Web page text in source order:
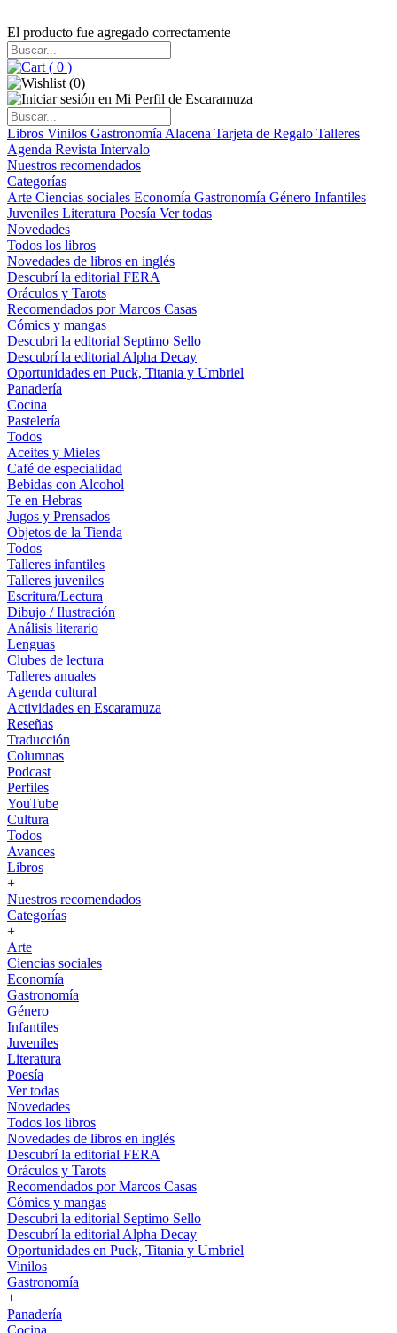
El producto fue agregado correctamente
( 0 )
(0)
Libros Vinilos Gastronomía Alacena Tarjeta de Regalo Talleres
Agenda Revista Intervalo
Nuestros recomendados
Categorías
Arte Ciencias sociales Economía Gastronomía Género Infantiles
Juveniles Literatura Poesía Ver todas
Novedades
Todos los libros
Novedades de libros en inglés
Descubrí la editorial FERA
Oráculos y Tarots
Recomendados por Marcos Casas
Cómics y mangas
Descubri la editorial Septimo Sello
Descubrí la editorial Alpha Decay
Oportunidades en Puck, Titania y Umbriel
Panadería
Cocina
Pastelería
Todos
Aceites y Mieles
Café de especialidad
Bebidas con Alcohol
Te en Hebras
Jugos y Prensados
Objetos de la Tienda
Todos
Talleres infantiles
Talleres juveniles
Escritura/Lectura
Dibujo / Ilustración
Análisis literario
Lenguas
Clubes de lectura
Talleres anuales
Agenda cultural
Actividades en Escaramuza
Reseñas
Traducción
Columnas
Podcast
Perfiles
YouTube
Cultura
Todos
Avances
Libros
+
Nuestros recomendados
Categorías
+
Arte
Ciencias sociales
Economía
Gastronomía
Género
Infantiles
Juveniles
Literatura
Poesía
Ver todas
Novedades
Todos los libros
Novedades de libros en inglés
Descubrí la editorial FERA
Oráculos y Tarots
Recomendados por Marcos Casas
Cómics y mangas
Descubri la editorial Septimo Sello
Descubrí la editorial Alpha Decay
Oportunidades en Puck, Titania y Umbriel
Vinilos
Gastronomía
+
Panadería
Cocina